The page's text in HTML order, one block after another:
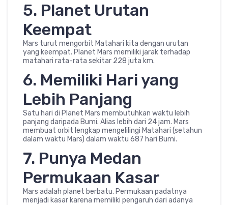
5. Planet Urutan
Keempat
Mars turut mengorbit Matahari kita dengan urutan
yang keempat. Planet Mars memiliki jarak terhadap
matahari rata-rata sekitar 228 juta km.
6. Memiliki Hari yang
Lebih Panjang
Satu hari di Planet Mars membutuhkan waktu lebih
panjang daripada Bumi. Alias lebih dari 24 jam. Mars
membuat orbit lengkap mengelilingi Matahari (setahun
dalam waktu Mars) dalam waktu 687 hari Bumi.
7. Punya Medan
Permukaan Kasar
Mars adalah planet berbatu. Permukaan padatnya
menjadi kasar karena memiliki pengaruh dari adanya